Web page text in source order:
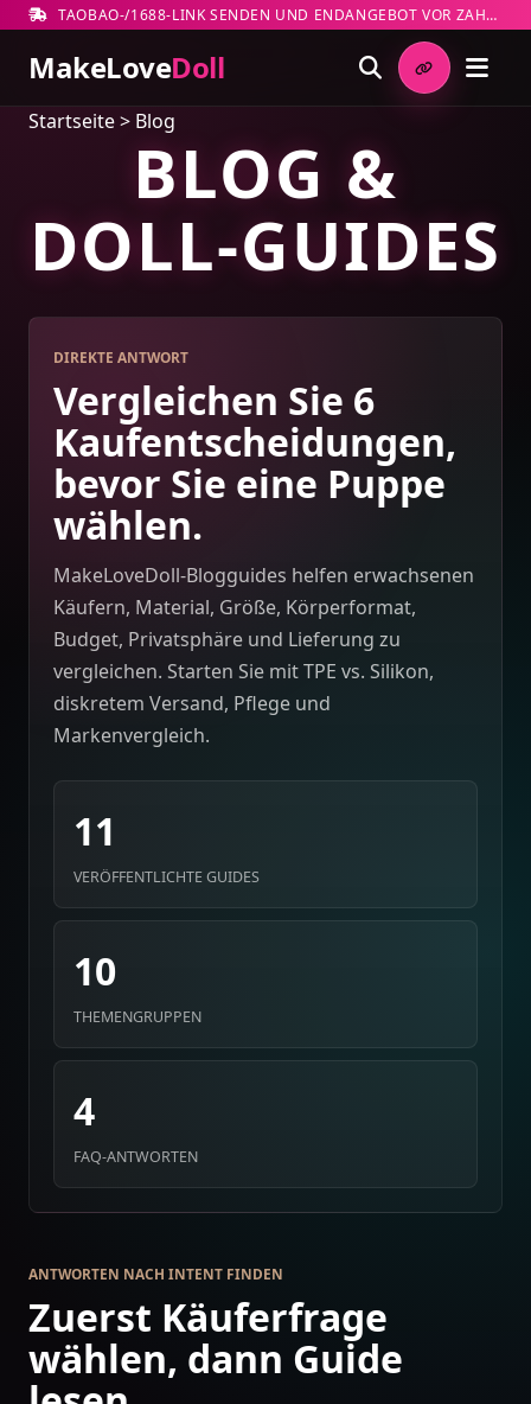
TAOBAO-/1688-LINK SENDEN UND ENDANGEBOT VOR ZAHLUNG PRÜFEN
MakeLoveDoll
Startseite> Blog
BLOG &
DOLL-GUIDES
DIREKTE ANTWORT
Vergleichen Sie 6
Kaufentscheidungen,
bevor Sie eine Puppe
wählen.
MakeLoveDoll-Blogguides helfen erwachsenen
Käufern, Material, Größe, Körperformat,
Budget, Privatsphäre und Lieferung zu
vergleichen. Starten Sie mit TPE vs. Silikon,
diskretem Versand, Pflege und
Markenvergleich.
11
VERÖFFENTLICHTE GUIDES
10
THEMENGRUPPEN
4
FAQ-ANTWORTEN
ANTWORTEN NACH INTENT FINDEN
Zuerst Käuferfrage
wählen, dann Guide